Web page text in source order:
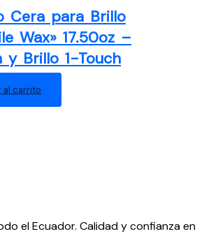
Cera para Brillo
Wax» 17.50oz –
y Brillo 1-Touch
al carrito
el Ecuador. Calidad y confianza en